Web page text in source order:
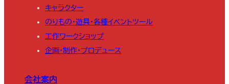
キャラクター
のりもの・遊具・各種イベントツール
工作ワークショップ
企画・制作・プロデュース
会社案内